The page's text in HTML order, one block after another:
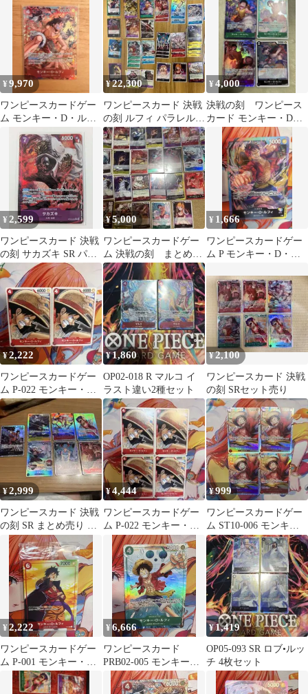
枚セットSR
セット
¥9,970
ワンピースカードゲー
ム モンキー・D・ルフ
ィ SR OP16-015 美品
¥22,300
ワンピースカード 決戦
の刻 ルフィ パラレル
エースSEC 4コン多数
¥4,000
決戦の刻 ワンピース
カード モンキー・D・
ルフィ パラレル 4枚
セット
¥2,599
ワンピースカード 決戦
の刻 サカズキ SR パラ
レル 白ひげSR他Ｒ４枚
UC７枚
¥5,000
ワンピースカードゲー
ム 決戦の刻 まとめ売
り パラレル他サカズ
キ ヤマト、ルフィ
¥ 1,666
ワンピースカードゲー
ム P モンキー・D・ル
限定品
¥2,222
ワンピースカードゲー
ム P-022 モンキー・
D・ルフィ 2枚セット
限定品
¥1,860
OP02-018 R マルコ イ
ラスト違い2種セット
¥2,100
ワンピースカード 決戦
の刻 SRセット売り
¥2,999
ワンピースカード 決戦
の刻 SR まとめ売り モ
ンキー・D・ルフィ 他
¥4,444
ワンピースカードゲー
ム P-022 モンキー・
D・ルフィ 4枚セット
限定品
¥999
ワンピースカードゲー
ム ST10-006 モンキ
ー・D・ルフィ 4枚セッ
ト
¥2,222
ワンピースカードゲー
ム P-001 モンキー・
D・ルフィ プロモ限定
品 未開封品
¥6,666
ワンピースカード
PRB02-005 モンキー・
D・ルフィ パラレル 限
定品
¥1,419
OP05-093 SR ロブ•ルッ
チ 4枚セット